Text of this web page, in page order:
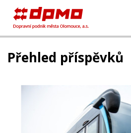
Přehled příspěvků